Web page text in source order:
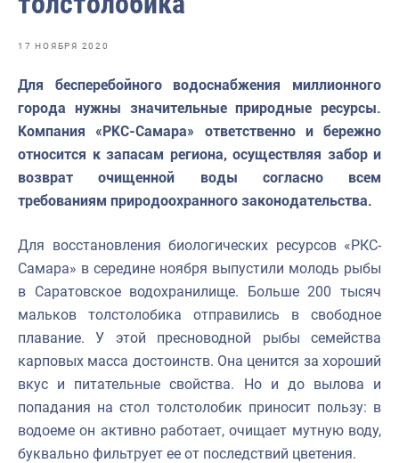
Отраслевые СМИ
Выставки и конференции
Научно-практическая литература
Рыбоохрана России
Инфографика
Укрепление духовно-нравственных ценностей
17 НОЯБРЯ 2020
Для бесперебойного водоснабжения миллионного
города нужны значительные природные ресурсы.
Компания «РКС-Самара» ответственно и бережно
относится к запасам региона, осуществляя забор и
возврат очищенной воды согласно всем
требованиям природоохранного законодательства.
Для восстановления биологических ресурсов «РКС-
Самара» в середине ноября выпустили молодь рыбы
в Саратовское водохранилище. Больше 200 тысяч
мальков толстолобика отправились в свободное
плавание. У этой пресноводной рыбы семейства
карповых масса достоинств. Она ценится за хороший
вкус и питательные свойства. Но и до вылова и
попадания на стол толстолобик приносит пользу: в
водоеме он активно работает, очищает мутную воду,
буквально фильтрует ее от последствий цветения.